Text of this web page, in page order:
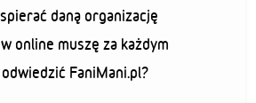
daną organizację
online muszę za każdym
FaniMani.pl?